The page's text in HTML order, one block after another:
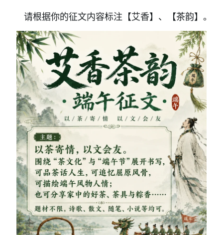
请根据你的征文内容标注【艾香】、【茶韵】。